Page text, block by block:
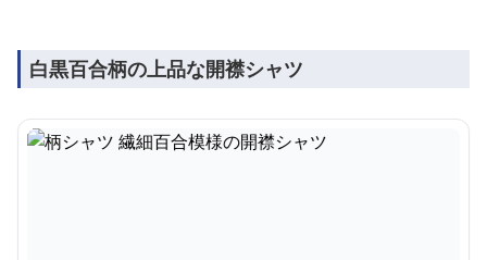
白黒百合柄の上品な開襟シャツ